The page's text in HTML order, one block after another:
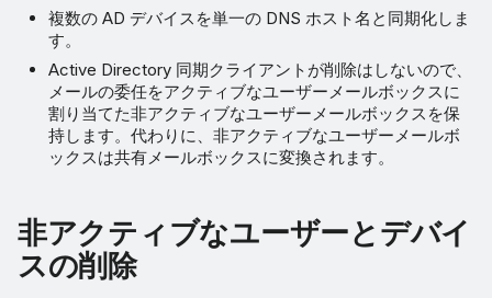
複数の AD デバイスを単一の DNS ホスト名と同期化しま
す。
Active Directory 同期クライアントが削除はしないので、
メールの委任をアクティブなユーザーメールボックスに
割り当てた非アクティブなユーザーメールボックスを保
持します。代わりに、非アクティブなユーザーメールボ
ックスは共有メールボックスに変換されます。
非アクティブなユーザーとデバイ
スの削除